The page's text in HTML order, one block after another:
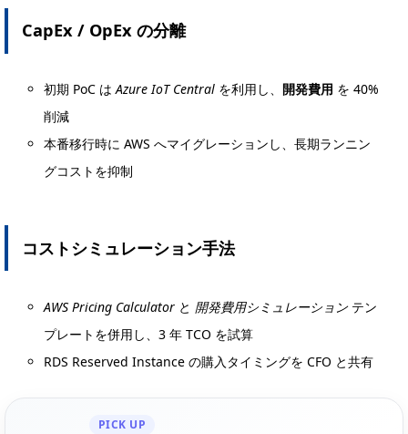
CapEx / OpEx の分離
初期 PoC はAzure IoT Central を利用し、 開発費用 を 40%
削減
本番移行時に AWS へマイグレーションし、長期ランニン
グコストを抑制
コストシミュレーション手法
AWS Pricing Calculator と 開発費用シミュレーションテン
プレートを併用し、3 年 TCO を試算
RDS Reserved Instance の購入タイミングを CFO と共有
PICK UP